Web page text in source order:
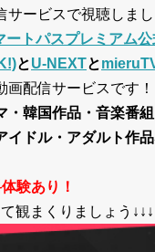
サービスで視聴しま
ートパスプレミアム
とU-NEXTと
画配信サービスです！
・韓国作品・音楽番
イドル・アダルト作
験あり！
観まくりましょう↓↓↓